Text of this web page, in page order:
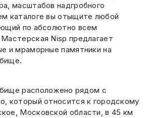
масштабов надгробного
каталоге вы отыщите любой
по абсолютно всем
Nisp предлагает
и мраморные памятники на
расположено рядом с
который относится к городскому
Московской области, в 45 км